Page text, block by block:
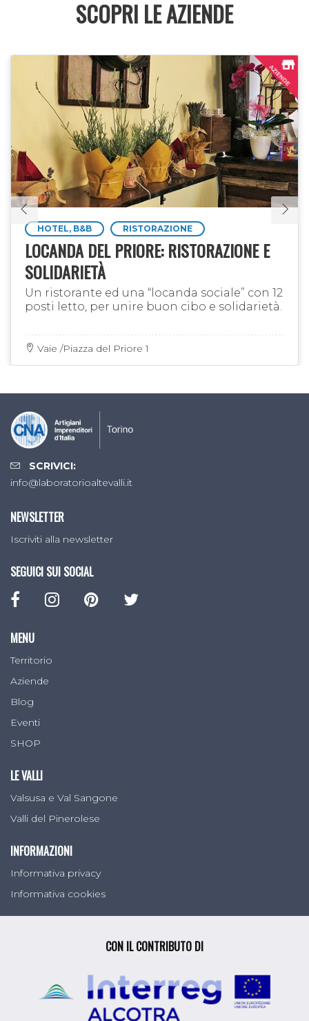
SCOPRI LE AZIENDE
HOTEL, B&B RISTORAZIONE
LOCANDA DEL PRIORE: RISTORAZIONE E
SOLIDARIETÀ
Un ristorante ed una “locanda sociale” con 12
posti letto, per unire buon cibo e solidarietà.
Vaie /Piazza del Priore 1
SCRIVICI:
info@laboratorioaltevalli.it
NEWSLETTER
Iscriviti alla newsletter
SEGUICI SUI SOCIAL
MENU
Territorio
Aziende
Blog
Eventi
SHOP
LE VALLI
Valsusa e Val Sangone
Valli del Pinerolese
INFORMAZIONI
Informativa privacy
Informativa cookies
CON IL CONTRIBUTO DI